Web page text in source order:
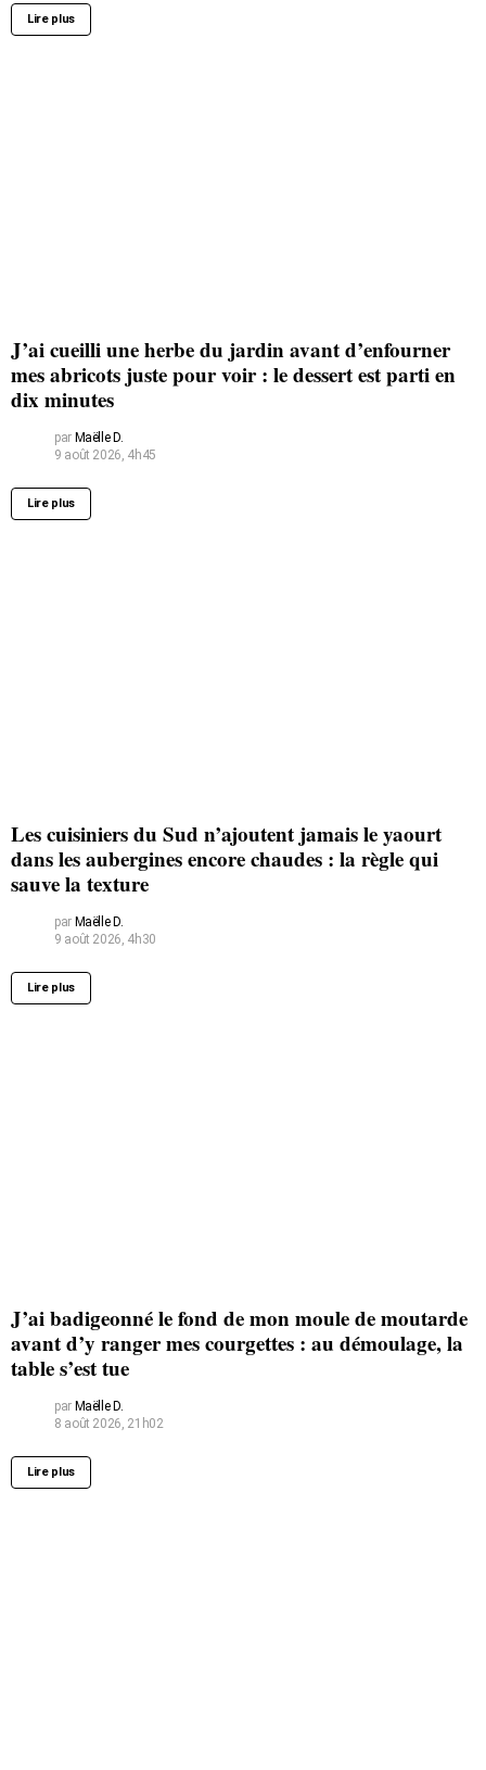
Lire plus
J’ai cueilli une herbe du jardin avant d’enfourner
mes abricots juste pour voir : le dessert est parti en
dix minutes
par Maëlle D.
9 août 2026, 4h45
Lire plus
Les cuisiniers du Sud n’ajoutent jamais le yaourt
dans les aubergines encore chaudes : la règle qui
sauve la texture
par Maëlle D.
9 août 2026, 4h30
Lire plus
J’ai badigeonné le fond de mon moule de moutarde
avant d’y ranger mes courgettes : au démoulage, la
table s’est tue
par Maëlle D.
8 août 2026, 21h02
Lire plus